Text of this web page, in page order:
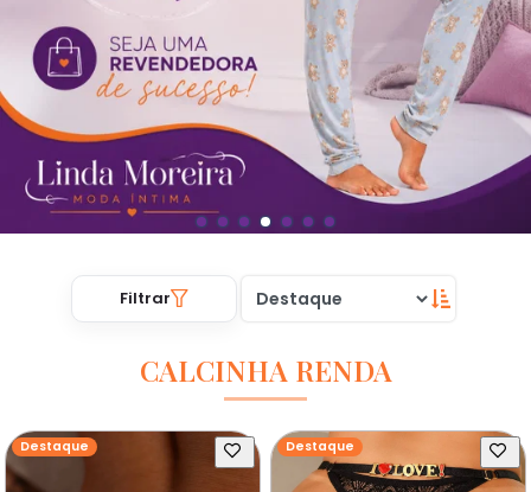
Filtrar
CALCINHA RENDA
Destaque Destaque